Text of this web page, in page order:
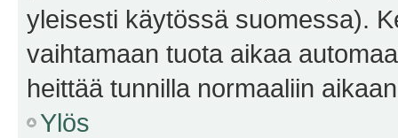
yleisesti käytössä suomessa).
vaihtamaan tuota aikaa
heittää tunnilla normaaliin
Ylös